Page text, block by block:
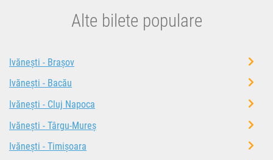
Alte bilete populare
Ivănești - Brașov
Ivănești - Bacău
Ivănești - Cluj Napoca
Ivănești - Târgu-Mureș
Ivănești - Timișoara